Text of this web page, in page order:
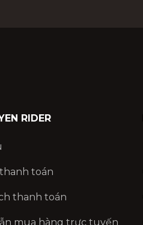
RIDER
toán
thanh toán
mua hàng trực tuyến